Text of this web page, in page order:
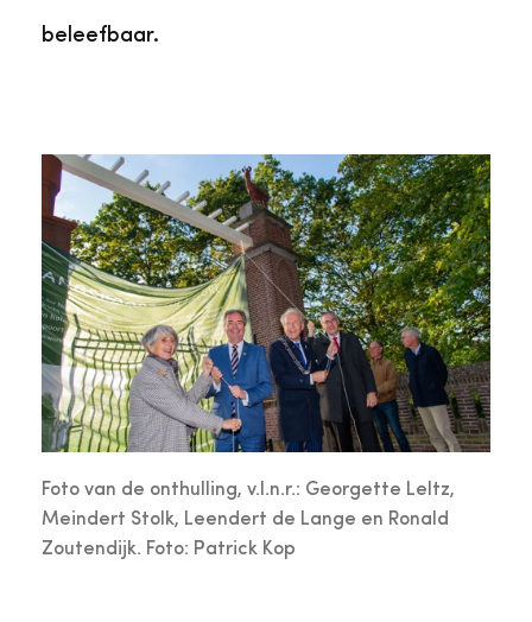
beleefbaar.
Foto van de onthulling, v.l.n.r.: Georgette Leltz,
Meindert Stolk, Leendert de Lange en Ronald
Zoutendijk. Foto: Patrick Kop